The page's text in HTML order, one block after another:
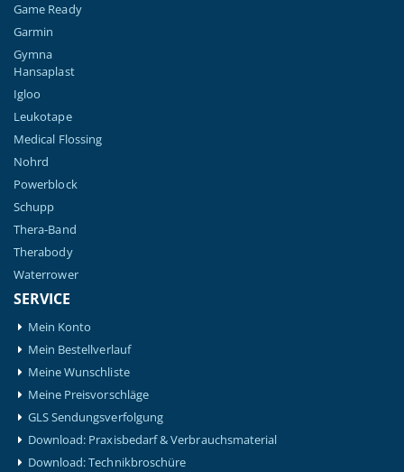
Game Ready
Garmin
Gymna
Hansaplast
Igloo
Leukotape
Medical Flossing
Nohrd
Powerblock
Schupp
Thera-Band
Therabody
Waterrower
SERVICE
Mein Konto
Mein Bestellverlauf
Meine Wunschliste
Meine Preisvorschläge
GLS Sendungsverfolgung
Download: Praxisbedarf & Verbrauchsmaterial
Download: Technikbroschüre